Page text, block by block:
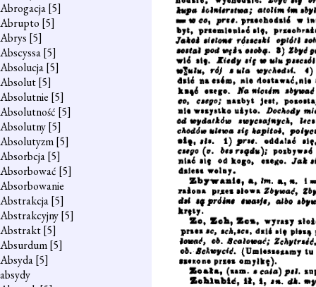
Abrogacja[5]
Abrupto [5]
Abrys [5]
Abscyssa[5]
Absolucja[5]
Absolut[5]
Absolutnie [5]
Absolutność [5]
Absolutny[5]
Absolutyzm[5]
Absorbcja[5]
Absorbować [5]
Absorbowanie
Abstrakcja[5]
Abstrakcyjny[5]
Abstrakt[5]
Absurdum[5]
Absyda[5]
absydy